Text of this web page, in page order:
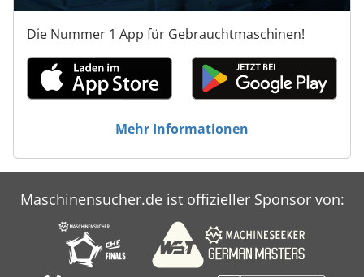
Die Nummer 1 App für Gebrauchtmaschinen!
Mehr Informationen
Maschinensucher.de ist offizieller Sponsor von: